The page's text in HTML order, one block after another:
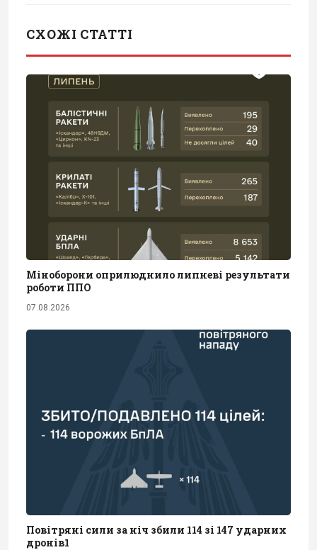
СХОЖІ СТАТТІ
Міноборони оприлюднило липневі результати
роботи ППО
07.08.2026
Повітряні сили за ніч збили 114 зі 147 ударних
дронів1